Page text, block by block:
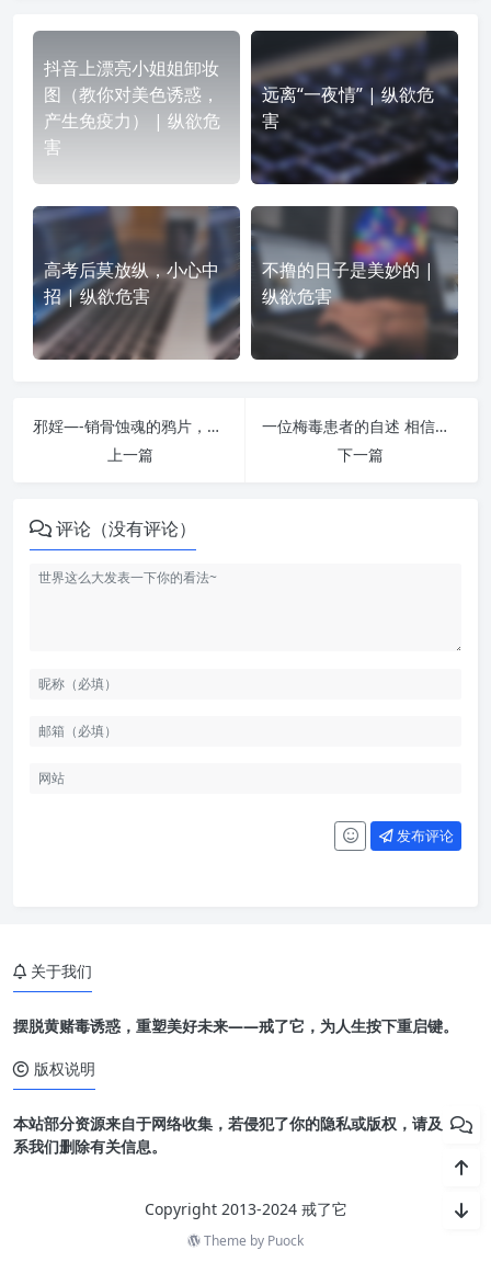
抖音上漂亮小姐姐卸妆
图（教你对美色诱惑，
产生免疫力） | 纵欲危
害
远离“一夜情” | 纵欲危
害
高考后莫放纵，小心中
招 | 纵欲危害
不撸的日子是美妙的 |
纵欲危害
邪婬—-销骨蚀魂的鸦片，败德漏福的黑洞 | 纵欲危害
上一篇
一位梅毒患者的自述 相信你听完一定会有感悟和收获 | 纵欲危害
下一篇
评论（没有评论）
发布评论
关于我们
摆脱黄赌毒诱惑，重塑美好未来——戒了它，为人生按下重启键。
版权说明
本站部分资源来自于网络收集，若侵犯了你的隐私或版权，请及时联
系我们删除有关信息。
Copyright 2013-2024 戒了它
Theme by Puock